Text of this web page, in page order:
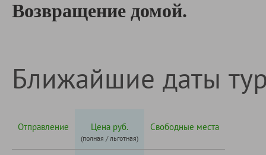
Возвращение домой.
Ближайшие даты
Отправление Цена руб.
(полная / льготная)
Свободные места